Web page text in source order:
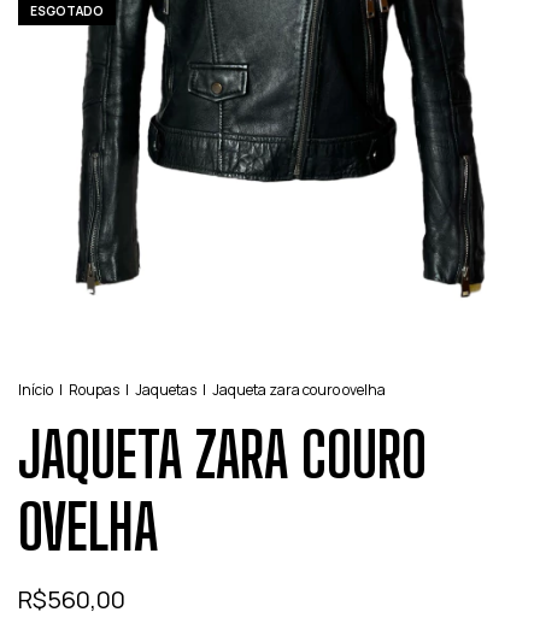
ESGOTADO
Início | Roupas | Jaquetas | Jaqueta zara couro ovelha
JAQUETA ZARA COURO
OVELHA
R$560,00